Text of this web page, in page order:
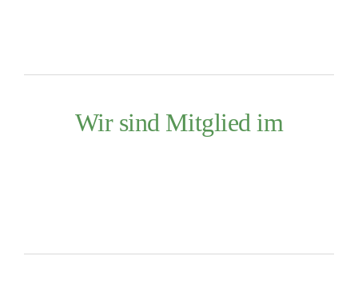
Wir sind Mitglied im